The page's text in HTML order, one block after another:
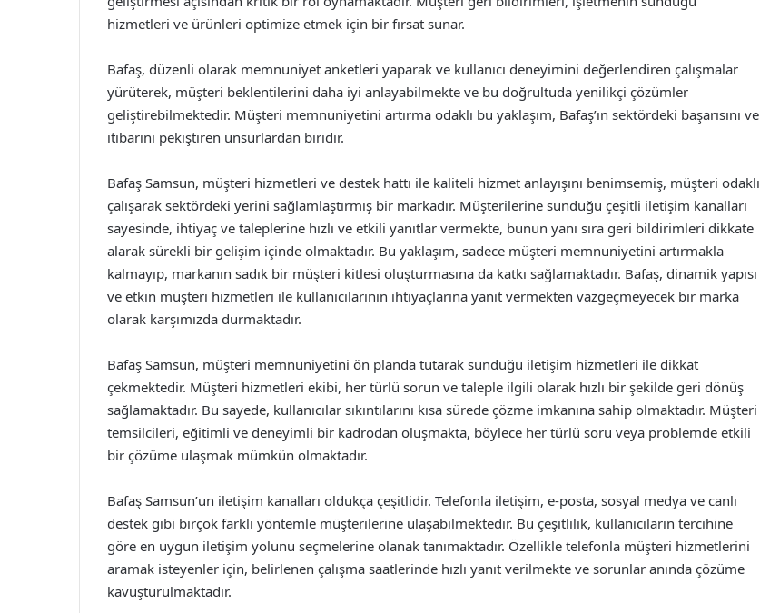
hizmetleri ve ürünleri optimize etmek için bir fırsat sunar.
Bafaş, düzenli olarak memnuniyet anketleri yaparak ve kullanıcı deneyimini değerlendiren çalışmalar
yürüterek, müşteri beklentilerini daha iyi anlayabilmekte ve bu doğrultuda yenilikçi çözümler
geliştirebilmektedir. Müşteri memnuniyetini artırma odaklı bu yaklaşım, Bafaş’ın sektördeki başarısını ve
itibarını pekiştiren unsurlardan biridir.
Bafaş Samsun, müşteri hizmetleri ve destek hattı ile kaliteli hizmet anlayışını benimsemiş, müşteri odaklı
çalışarak sektördeki yerini sağlamlaştırmış bir markadır. Müşterilerine sunduğu çeşitli iletişim kanalları
sayesinde, ihtiyaç ve taleplerine hızlı ve etkili yanıtlar vermekte, bunun yanı sıra geri bildirimleri dikkate
alarak sürekli bir gelişim içinde olmaktadır. Bu yaklaşım, sadece müşteri memnuniyetini artırmakla
kalmayıp, markanın sadık bir müşteri kitlesi oluşturmasına da katkı sağlamaktadır. Bafaş, dinamik yapısı
ve etkin müşteri hizmetleri ile kullanıcılarının ihtiyaçlarına yanıt vermekten vazgeçmeyecek bir marka
olarak karşımızda durmaktadır.
Bafaş Samsun, müşteri memnuniyetini ön planda tutarak sunduğu iletişim hizmetleri ile dikkat
çekmektedir. Müşteri hizmetleri ekibi, her türlü sorun ve taleple ilgili olarak hızlı bir şekilde geri dönüş
sağlamaktadır. Bu sayede, kullanıcılar sıkıntılarını kısa sürede çözme imkanına sahip olmaktadır. Müşteri
temsilcileri, eğitimli ve deneyimli bir kadrodan oluşmakta, böylece her türlü soru veya problemde etkili
bir çözüme ulaşmak mümkün olmaktadır.
Bafaş Samsun’un iletişim kanalları oldukça çeşitlidir. Telefonla iletişim, e-posta, sosyal medya ve canlı
destek gibi birçok farklı yöntemle müşterilerine ulaşabilmektedir. Bu çeşitlilik, kullanıcıların tercihine
göre en uygun iletişim yolunu seçmelerine olanak tanımaktadır. Özellikle telefonla müşteri hizmetlerini
aramak isteyenler için, belirlenen çalışma saatlerinde hızlı yanıt verilmekte ve sorunlar anında çözüme
kavuşturulmaktadır.